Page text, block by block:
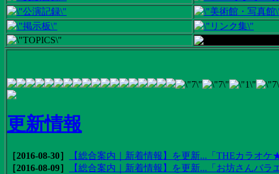
更新情報
［2016-08-30］
【総合案内｜新着情報】を更新...「THEカラオ
［2016-08-09］
【総合案内｜新着情報】を更新...「お坊さんバ